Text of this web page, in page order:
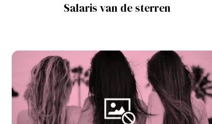
Salaris van de sterren